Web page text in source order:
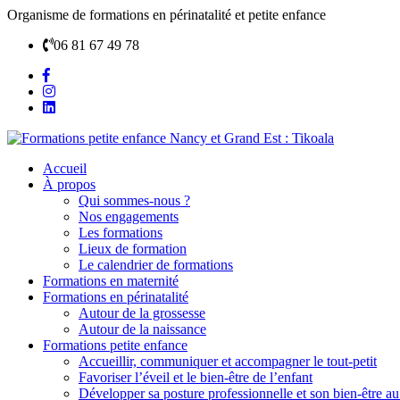
Organisme de formations en périnatalité et petite enfance
06 81 67 49 78
Accueil
À propos
Qui sommes-nous ?
Nos engagements
Les formations
Lieux de formation
Le calendrier de formations
Formations en maternité
Formations en périnatalité
Autour de la grossesse
Autour de la naissance
Formations petite enfance
Accueillir, communiquer et accompagner le tout-petit
Favoriser l’éveil et le bien-être de l’enfant
Développer sa posture professionnelle et son bien-être